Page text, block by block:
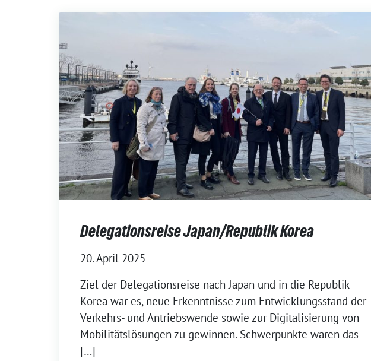
Delegationsreise Japan/Republik Korea
20. April 2025
Ziel der Delegationsreise nach Japan und in die Republik
Korea war es, neue Erkenntnisse zum Entwicklungsstand der
Verkehrs- und Antriebswende sowie zur Digitalisierung von
Mobilitätslösungen zu gewinnen. Schwerpunkte waren das
[…]